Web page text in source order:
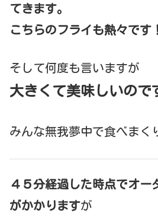
てきます。
こちらのフライも熱々です！
そして何度も言いますが
大きくて美味しいので
みんな無我夢中で食べまく
４５分経過した時点でオー
がかかりますが